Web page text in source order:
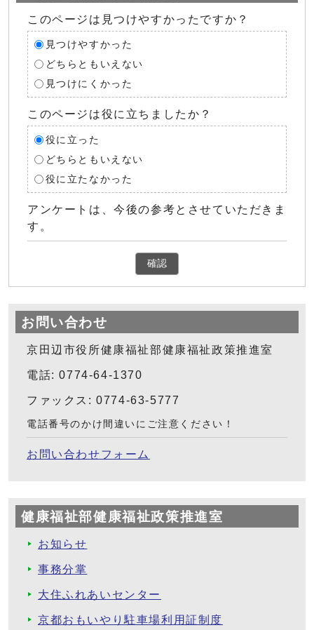
このページは見つけやすかったですか？
見つけやすかった
どちらともいえない
見つけにくかった
このページは役に立ちましたか？
役に立った
どちらともいえない
役に立たなかった
アンケートは、今後の参考とさせていただきま
す。
確認
お問い合わせ
京田辺市役所健康福祉部健康福祉政策推進室
電話: 0774-64-1370
ファックス: 0774-63-5777
電話番号のかけ間違いにご注意ください！
お問い合わせフォーム
健康福祉部健康福祉政策推進室
お知らせ
事務分掌
大住ふれあいセンター
京都おもいやり駐車場利用証制度